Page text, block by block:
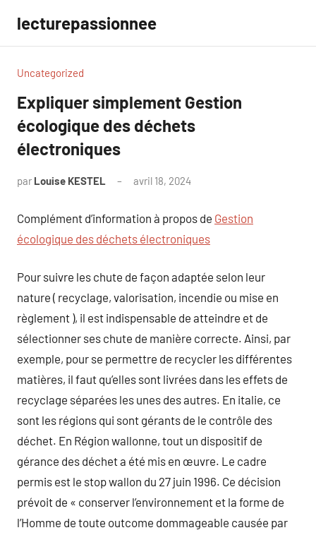
contenu
lecturepassionnee
Uncategorized
Expliquer simplement Gestion
écologique des déchets
électroniques
par Louise KESTEL avril 18, 2024
Complément d’information à propos de Gestion
écologique des déchets électroniques
Pour suivre les chute de façon adaptée selon leur
nature ( recyclage, valorisation, incendie ou mise en
règlement ), il est indispensable de atteindre et de
sélectionner ses chute de manière correcte. Ainsi, par
exemple, pour se permettre de recycler les différentes
matières, il faut qu’elles sont livrées dans les effets de
recyclage séparées les unes des autres. En italie, ce
sont les régions qui sont gérants de le contrôle des
déchet. En Région wallonne, tout un dispositif de
gérance des déchet a été mis en œuvre. Le cadre
permis est le stop wallon du 27 juin 1996. Ce décision
prévoit de « conserver l’environnement et la forme de
l’Homme de toute outcome dommageable causée par